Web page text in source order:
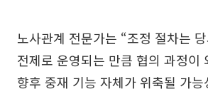
노사관계 전문가는 “조정 절차는
전제로 운영되는 만큼 협의 과정이
향후 중재 기능 자체가 위축될 가능